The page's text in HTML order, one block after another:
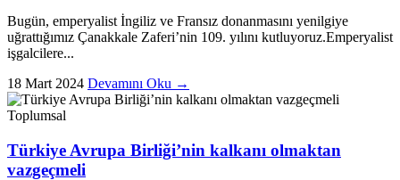
Bugün, emperyalist İngiliz ve Fransız donanmasını yenilgiye
uğrattığımız Çanakkale Zaferi’nin 109. yılını kutluyoruz.Emperyalist
işgalcilere...
18 Mart 2024 Devamını Oku →
Toplumsal
Türkiye Avrupa Birliği’nin kalkanı olmaktan
vazgeçmeli